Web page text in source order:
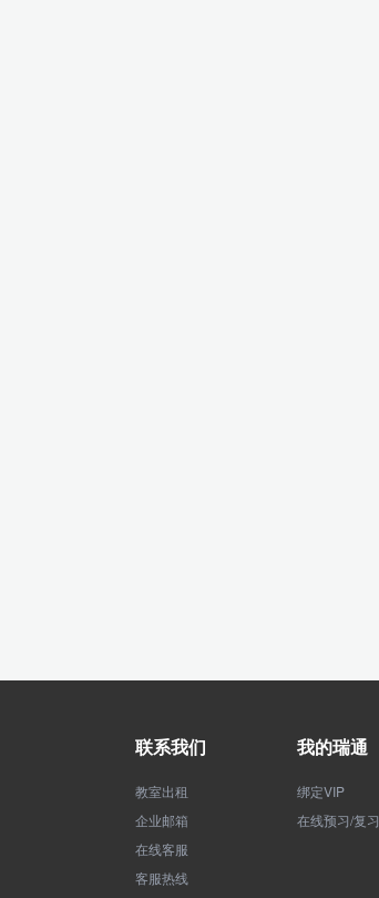
联系我们
教室出租
企业邮箱
在线客服
客服热线
我的瑞通
绑定VIP
在线预习/复习